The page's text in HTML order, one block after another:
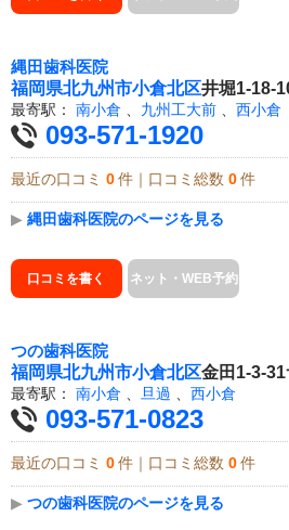
縄田歯科医院
福岡県北九州市小倉北区井堀1-18-
最寄駅： 南小倉 九州工大前 西小倉
093-571-1920
最近の口コミ 0 件｜口コミ総数 0 件
▶ 縄田歯科医院のページを見る
口コミを書く ネット・WEB予約
つの歯科医院
福岡県北九州市小倉北区金田1-3-
最寄駅： 南小倉 旦過 西小倉
093-571-0823
最近の口コミ 0 件｜口コミ総数 0 件
▶ つの歯科医院のページを見る